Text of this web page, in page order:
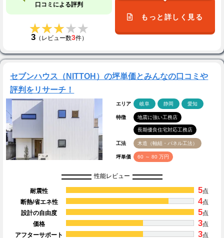
口コミによる評判
★★★★★
★★★★★
3（レビュー数3件）
もっと詳しく見る
セブンハウス（NITTOH）の坪単価とみんなの口コミや
評判をリサーチ！
エリア 岐阜 静岡 愛知
特徴 地震に強い工務店
長期優良住宅対応工務店
工法 木造（軸組・パネル工法）
坪単価 60 ～ 80 万円
性能レビュー
耐震性 5点
断熱/省エネ性
4点
設計の自由度
5点
価格
3点
アフターサポート
3点